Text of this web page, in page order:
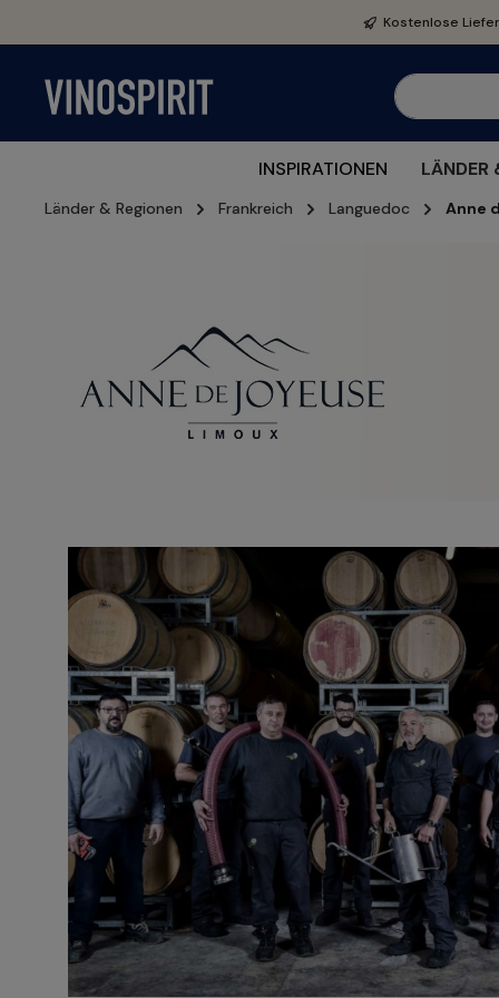
Zur Hauptnavigation springen Kostenlose
INSPIRATIONEN LÄNDER
Länder & Regionen Frankreich Languedoc Anne